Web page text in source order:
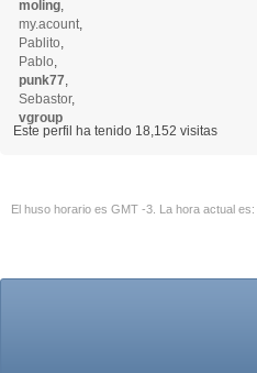
moling,
my.acount,
Pablito,
Pablo,
punk77,
Sebastor,
vgroup
Este perfil ha tenido 18,152 visitas
El huso horario es GMT -3. La hora actual es: